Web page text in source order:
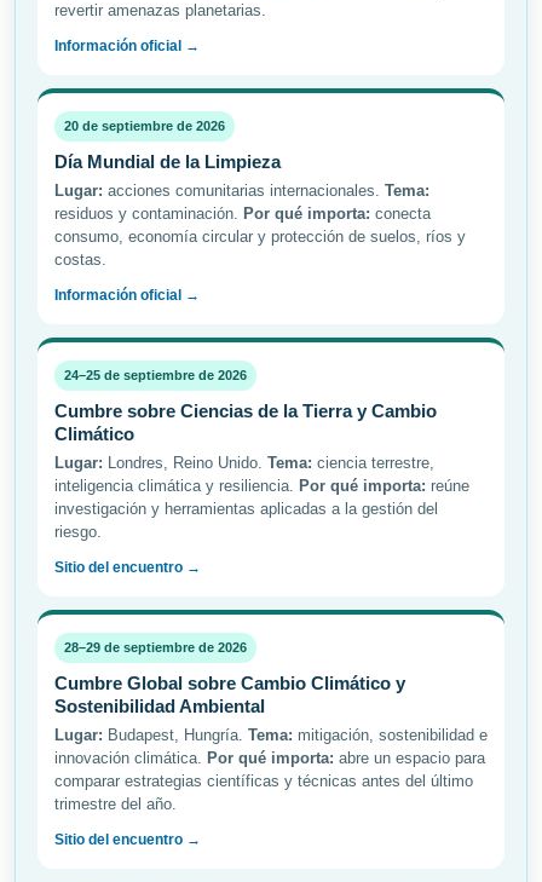
revertir amenazas planetarias.
Información oficial →
20 de septiembre de 2026
Día Mundial de la Limpieza
Lugar: acciones comunitarias internacionales. Tema:
residuos y contaminación. Por qué importa: conecta
consumo, economía circular y protección de suelos, ríos y
costas.
Información oficial →
24–25 de septiembre de 2026
Cumbre sobre Ciencias de la Tierra y Cambio
Climático
Lugar: Londres, Reino Unido. Tema: ciencia terrestre,
inteligencia climática y resiliencia. Por qué importa: reúne
investigación y herramientas aplicadas a la gestión del
riesgo.
Sitio del encuentro →
28–29 de septiembre de 2026
Cumbre Global sobre Cambio Climático y
Sostenibilidad Ambiental
Lugar: Budapest, Hungría. Tema: mitigación, sostenibilidad e
innovación climática. Por qué importa: abre un espacio para
comparar estrategias científicas y técnicas antes del último
trimestre del año.
Sitio del encuentro →